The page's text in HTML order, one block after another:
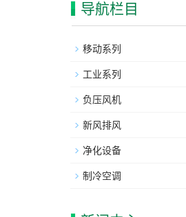
导航栏目
移动系列
工业系列
负压风机
新风排风
净化设备
制冷空调